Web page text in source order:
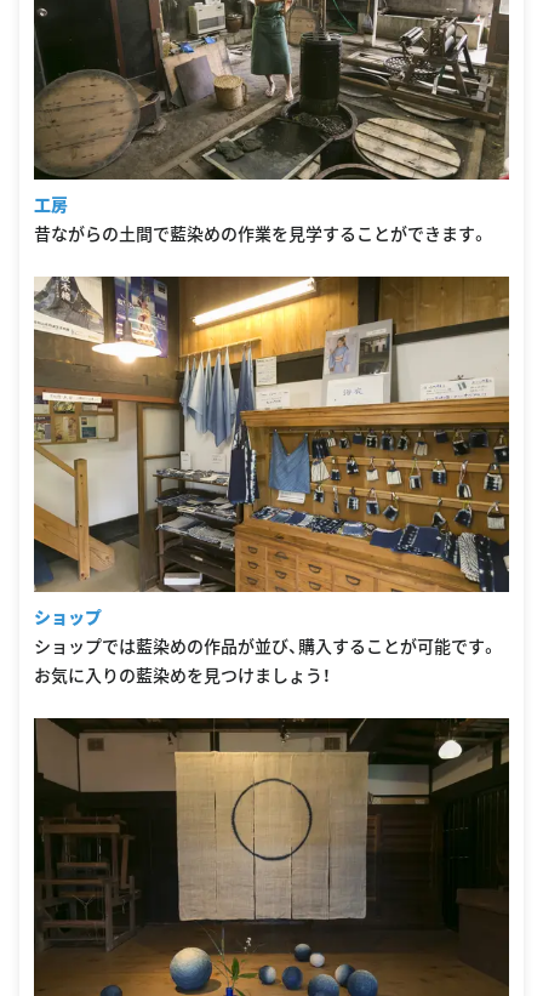
工房
昔ながらの土間で藍染めの作業を見学することができます。
ショップ
ショップでは藍染めの作品が並び、購入することが可能です。
お気に入りの藍染めを見つけましょう！